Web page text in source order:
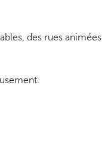
des rues animées